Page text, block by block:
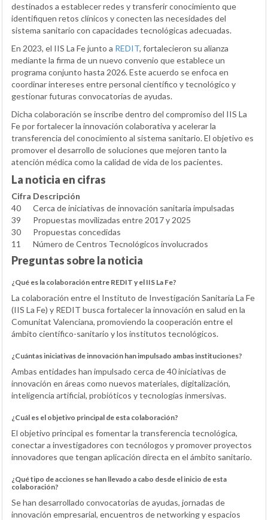
destinados a establecer redes y transferir conocimiento que
identifiquen retos clínicos y conecten las necesidades del
sistema sanitario con capacidades tecnológicas adecuadas.
En 2023, el IIS La Fe junto a REDIT, fortalecieron su alianza
mediante la firma de un nuevo convenio que establece un
programa conjunto hasta 2026. Este acuerdo se enfoca en
coordinar intereses entre personal científico y tecnológico y
gestionar futuras convocatorias de ayudas.
Dicha colaboración se inscribe dentro del compromiso del IIS La
Fe por fortalecer la innovación colaborativa y acelerar la
transferencia del conocimiento al sistema sanitario. El objetivo es
promover el desarrollo de soluciones que mejoren tanto la
atención médica como la calidad de vida de los pacientes.
La noticia en cifras
Cifra Descripción
40
Cerca de iniciativas de innovación sanitaria impulsadas
39
Propuestas movilizadas entre 2017 y 2025
30
Propuestas concedidas
11
Número de Centros Tecnológicos involucrados
Preguntas sobre la noticia
¿Qué es la colaboración entre REDIT y el IIS La Fe?
La colaboración entre el Instituto de Investigación Sanitaria La Fe
(IIS La Fe) y REDIT busca fortalecer la innovación en salud en la
Comunitat Valenciana, promoviendo la cooperación entre el
ámbito científico-sanitario y los institutos tecnológicos.
¿Cuántas iniciativas de innovación han impulsado ambas instituciones?
Ambas entidades han impulsado cerca de 40 iniciativas de
innovación en áreas como nuevos materiales, digitalización,
inteligencia artificial, probióticos y tecnologías inmersivas.
¿Cuál es el objetivo principal de esta colaboración?
El objetivo principal es fomentar la transferencia tecnológica,
conectar a investigadores con tecnólogos y promover proyectos
innovadores que tengan aplicación directa en el ámbito sanitario.
¿Qué tipo de acciones se han llevado a cabo desde el inicio de esta
colaboración?
Se han desarrollado convocatorias de ayudas, jornadas de
innovación empresarial, encuentros de networking y espacios